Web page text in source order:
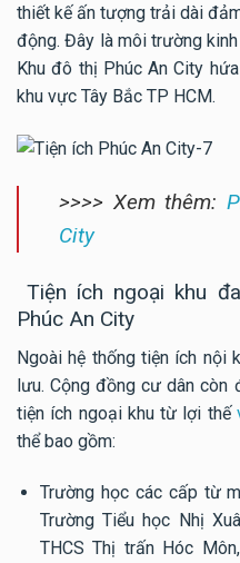
thiết kế ấn tượng trải dài
động. Đây là môi trường
Khu đô thị Phúc An City
khu vực Tây Bắc TP HCM.
>>>> Xem thêm:
City
Tiện ích ngoại khu
Phúc An City
Ngoài hệ thống tiện ích nội
lưu. Cộng đồng cư dân còn
tiện ích ngoại khu từ lợi thế
thể bao gồm:
Trường học các cấp từ
Trường Tiểu học Nhị
THCS Thị trấn Hóc